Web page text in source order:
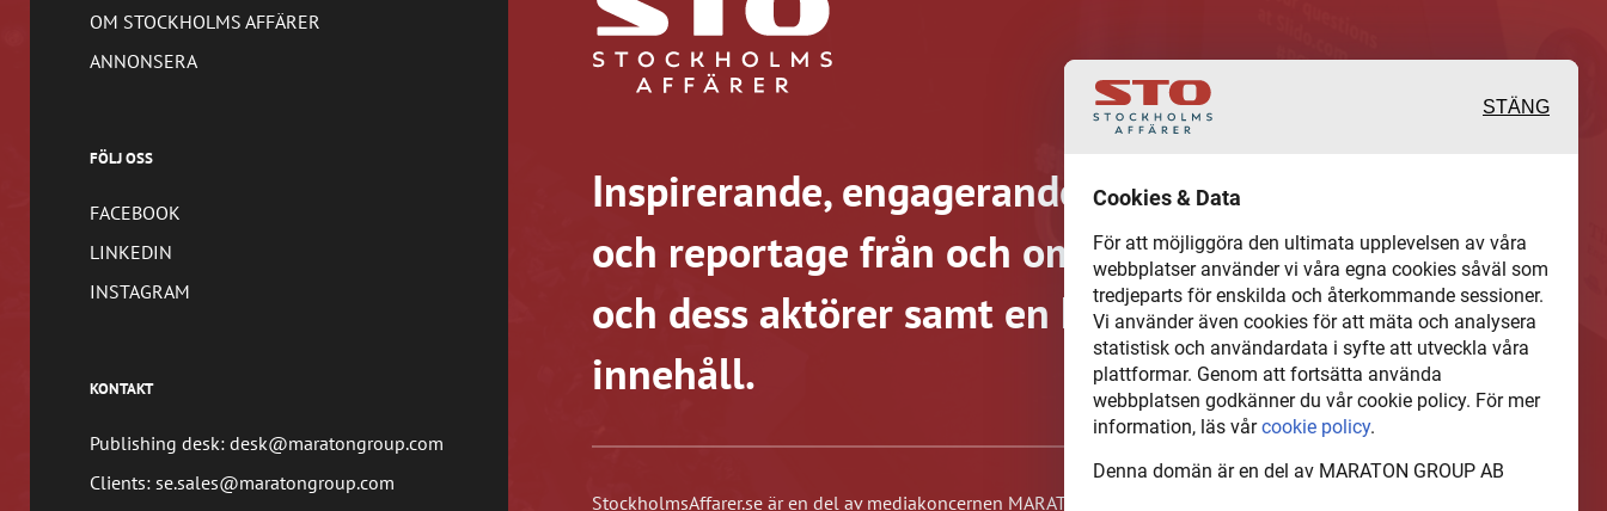
OM STOCKHOLMS AFFÄRER
ANNONSERA
FÖLJ OSS
FACEBOOK
LINKEDIN
INSTAGRAM
KONTAKT
Publishing desk: desk@maratongroup.com
Clients: se.sales@maratongroup.com
Inspirerande, engagerande och värdefulla berättelser
och reportage från och om det lokala näringslivet
och dess aktörer samt en hel del annan läsvärt
innehåll.
StockholmsAffarer.se är en del av mediakoncernen MARATON GROUP AB som äger och förvaltar digitala
STÄNG
Cookies & Data
För att möjliggöra den ultimata upplevelsen av våra
webbplatser använder vi våra egna cookies såväl som
tredjeparts för enskilda och återkommande sessioner.
Vi använder även cookies för att mäta och analysera
statistisk och användardata i syfte att utveckla våra
plattformar. Genom att fortsätta använda
webbplatsen godkänner du vår cookie policy. För mer
information, läs vårcookie policy.
Denna domän är en del av MARATON GROUP AB